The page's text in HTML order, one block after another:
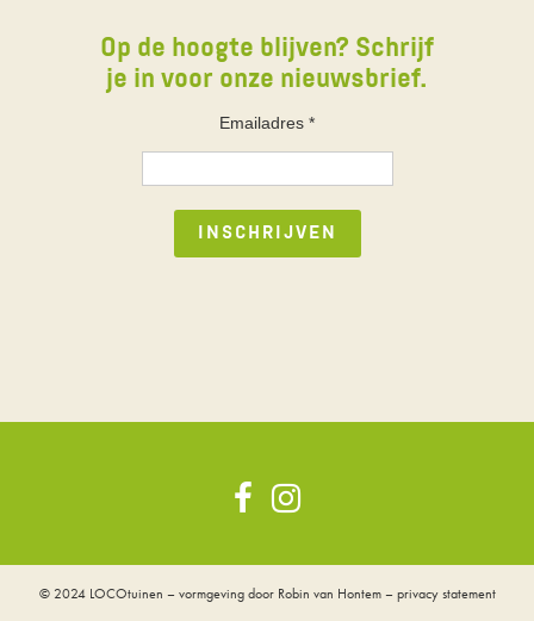
Op de hoogte blijven? Schrijf
je in voor onze nieuwsbrief.
Emailadres *
© 2024 LOCOtuinen – vormgeving door Robin van Hontem–privacy statement